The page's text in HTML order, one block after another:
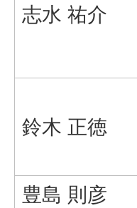
志水 祐介
鈴木 正徳
豊島 則彦